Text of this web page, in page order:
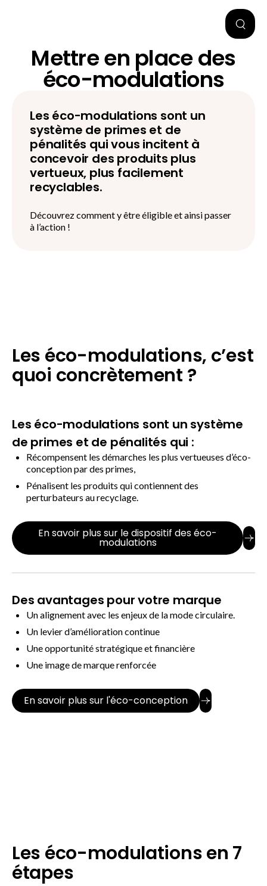
Mettre en place des
éco-modulations
Les éco-modulations sont un
système de primes et de
pénalités qui vous incitent à
concevoir des produits plus
vertueux, plus facilement
recyclables.
Découvrez comment y être éligible et ainsi passer
à l’action !
Les éco-modulations, c’est
quoi concrètement ?
Les éco-modulations sont un système
de primes et de pénalités qui :
Récompensent les démarches les plus vertueuses d’éco-
conception par des primes,
Pénalisent les produits qui contiennent des
perturbateurs au recyclage.
En savoir plus sur le dispositif des éco-
modulations
Des avantages pour votre marque
Un alignement avec les enjeux de la mode circulaire.
Un levier d’amélioration continue
Une opportunité stratégique et financière
Une image de marque renforcée
En savoir plus sur l'éco-conception
Les éco-modulations en 7
étapes